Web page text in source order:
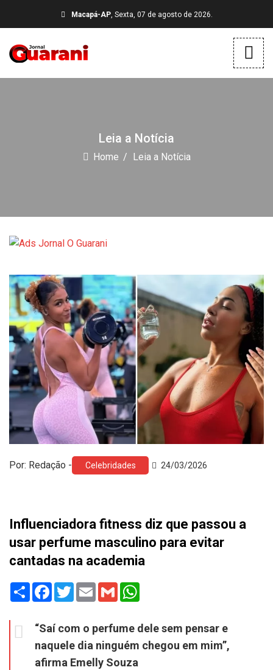
Macapá-AP, Sexta, 07 de agosto de 2026.
Leia a Notícia
Home Leia a Notícia
Por: Redação - Celebridades 24/03/2026
Influenciadora fitness diz que passou a
usar perfume masculino para evitar
cantadas na academia
Share Facebook
TwitterEmail Gmail
“Saí com o perfume dele sem pensar e
naquele dia ninguém chegou em mim”,
afirma Emelly Souza